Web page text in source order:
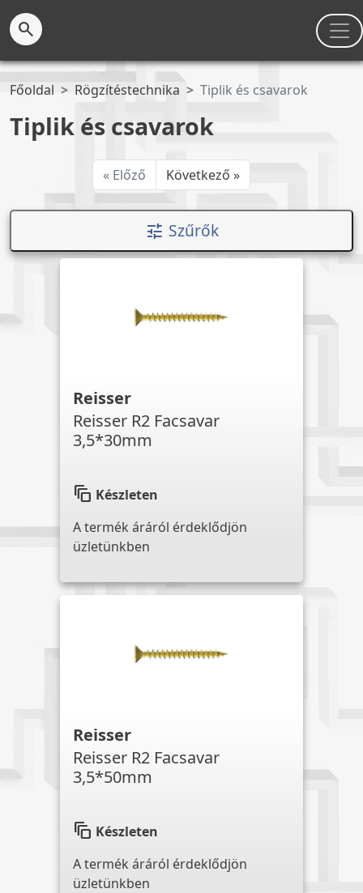
search
Főoldal Rögzítéstechnika Tiplik és csavarok
Tiplik és csavarok
« Előző Következő »
tune Szűrők
Reisser
Reisser R2 Facsavar
3,5*30mm
auto_awesome_motion Készleten
A termék áráról érdeklődjön
üzletünkben
Reisser
Reisser R2 Facsavar
3,5*50mm
auto_awesome_motion Készleten
A termék áráról érdeklődjön
üzletünkben